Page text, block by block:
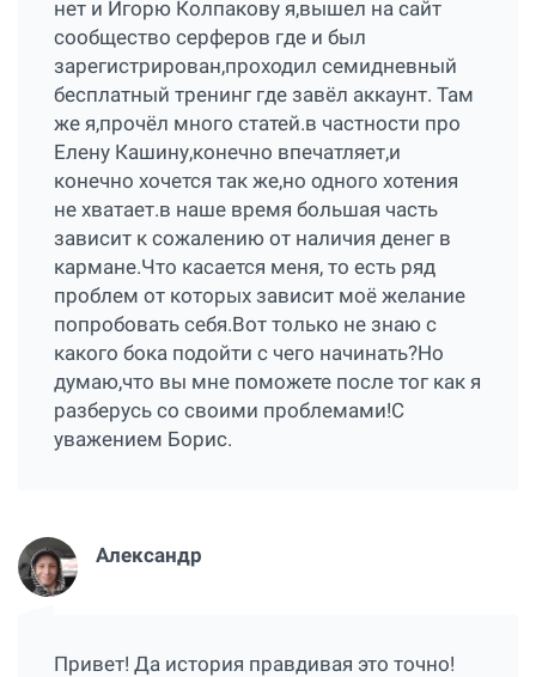
нет и Игорю Колпакову я,вышел на сайт
сообщество серферов где и был
зарегистрирован,проходил семидневный
бесплатный тренинг где завёл аккаунт. Там
же я,прочёл много статей.в частности про
Елену Кашину,конечно впечатляет,и
конечно хочется так же,но одного хотения
не хватает.в наше время большая часть
зависит к сожалению от наличия денег в
кармане.Что касается меня, то есть ряд
проблем от которых зависит моё желание
попробовать себя.Вот только не знаю с
какого бока подойти с чего начинать?Но
думаю,что вы мне поможете после тог как я
разберусь со своими проблемами!С
уважением Борис.
Александр
Привет! Да история правдивая это точно!